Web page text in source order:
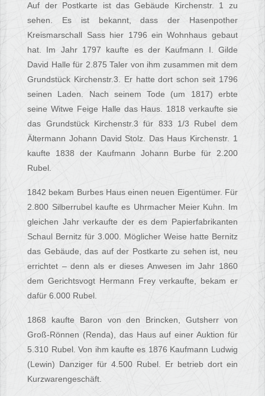
Auf der Postkarte ist das Gebäude Kirchenstr. 1 zu
sehen. Es ist bekannt, dass der Hasenpother
Kreismarschall Sass hier 1796 ein Wohnhaus gebaut
hat. Im Jahr 1797 kaufte es der Kaufmann I. Gilde
David Halle für 2.875 Taler von ihm zusammen mit dem
Grundstück Kirchenstr.3. Er hatte dort schon seit 1796
seinen Laden. Nach seinem Tode (um 1817) erbte
seine Witwe Feige Halle das Haus. 1818 verkaufte sie
das Grundstück Kirchenstr.3 für 833 1/3 Rubel dem
Ältermann Johann David Stolz. Das Haus Kirchenstr. 1
kaufte 1838 der Kaufmann Johann Burbe für 2.200
Rubel.
1842 bekam Burbes Haus einen neuen Eigentümer. Für
2.800 Silberrubel kaufte es Uhrmacher Meier Kuhn. Im
gleichen Jahr verkaufte der es dem Papierfabrikanten
Schaul Bernitz für 3.000. Möglicher Weise hatte Bernitz
das Gebäude, das auf der Postkarte zu sehen ist, neu
errichtet – denn als er dieses Anwesen im Jahr 1860
dem Gerichtsvogt Hermann Frey verkaufte, bekam er
dafür 6.000 Rubel.
1868 kaufte Baron von den Brincken, Gutsherr von
Groß-Rönnen (Renda), das Haus auf einer Auktion für
5.310 Rubel. Von ihm kaufte es 1876 Kaufmann Ludwig
(Lewin) Danziger für 4.500 Rubel. Er betrieb dort ein
Kurzwarengeschäft.